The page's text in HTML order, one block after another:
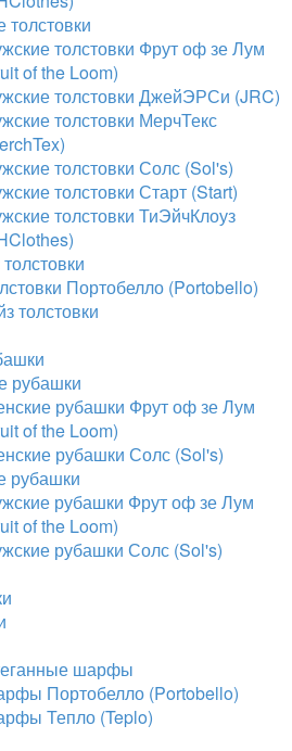
толстовки
толстовки Фрут оф зе Лум
of the Loom)
толстовки ДжейЭРСи (JRC)
толстовки МерчТекс
толстовки Солс (Sol's)
толстовки Старт (Start)
толстовки ТиЭйчКлоуз
Портобелло (Portobello)
толстовки
рубашки
рубашки Фрут оф зе Лум
of the Loom)
рубашки Солс (Sol's)
рубашки
рубашки Фрут оф зе Лум
of the Loom)
рубашки Солс (Sol's)
шарфы
Портобелло (Portobello)
Тепло (Teplo)